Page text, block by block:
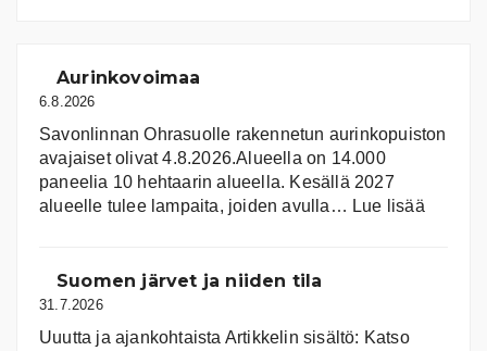
Aurinkovoimaa
6.8.2026
Savonlinnan Ohrasuolle rakennetun aurinkopuiston
avajaiset olivat 4.8.2026.Alueella on 14.000
paneelia 10 hehtaarin alueella. Kesällä 2027
alueelle tulee lampaita, joiden avulla… Lue lisää:
Suomen järvet ja niiden tila
31.7.2026
Uuutta ja ajankohtaista Artikkelin sisältö: Katso